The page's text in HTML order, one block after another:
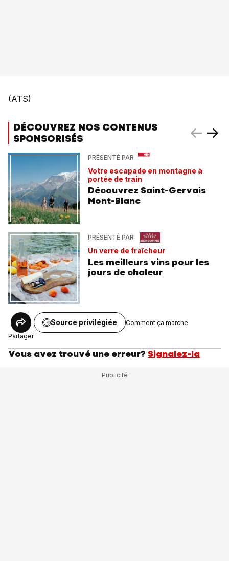
(ATS)
DÉCOUVREZ NOS CONTENUS
SPONSORISÉS
PRÉSENTÉ PAR
Votre escapade en montagne à
portée de train
Découvrez Saint-Gervais
Mont-Blanc
PRÉSENTÉ PAR
Un verre de fraîcheur
Les meilleurs vins pour les
jours de chaleur
Partager
Source privilégiée Comment ça marche
Vous avez trouvé une erreur? Signalez-la